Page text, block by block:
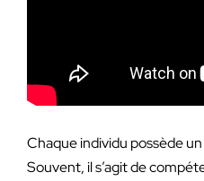
Chaque individu possède
Souvent, il s’agit de